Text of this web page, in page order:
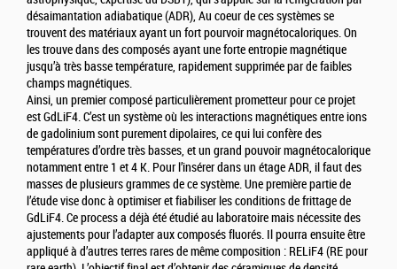
désaimantation adiabatique (ADR), Au coeur de ces systèmes se
trouvent des matériaux ayant un fort pourvoir magnétocaloriques. On
les trouve dans des composés ayant une forte entropie magnétique
jusqu’à très basse température, rapidement supprimée par de faibles
champs magnétiques.
Ainsi, un premier composé particulièrement prometteur pour ce projet
est GdLiF4. C’est un système où les interactions magnétiques entre ions
de gadolinium sont purement dipolaires, ce qui lui confère des
températures d’ordre très basses, et un grand pouvoir magnétocalorique
notamment entre 1 et 4 K. Pour l’insérer dans un étage ADR, il faut des
masses de plusieurs grammes de ce système. Une première partie de
l’étude vise donc à optimiser et fiabiliser les conditions de frittage de
GdLiF4. Ce process a déjà été étudié au laboratoire mais nécessite des
ajustements pour l’adapter aux composés fluorés. Il pourra ensuite être
appliqué à d’autres terres rares de même composition : RELiF4 (RE pour